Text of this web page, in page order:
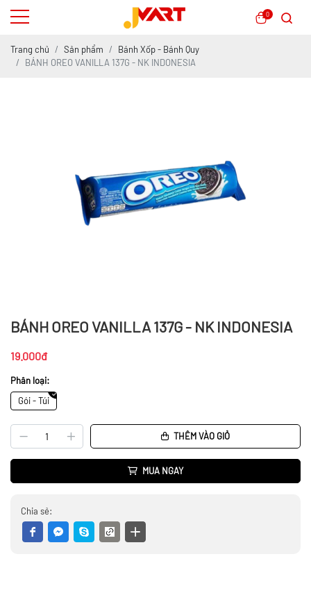
0
Trang chủ Sản phẩm
Bánh Xốp - Bánh Quy
BÁNH OREO VANILLA 137G - NK INDONESIA
BÁNH OREO VANILLA 137G - NK INDONESIA
19.000đ
Phân loại:
Gói - Túi
THÊM VÀO GIỎ
MUA NGAY
Chia sẻ: